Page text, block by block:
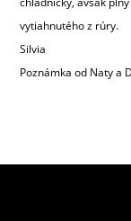
vytiahnutého z rúry.
Silvia
Poznámka od Naty a